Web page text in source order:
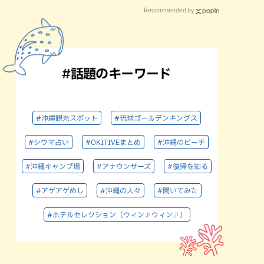
Recommended by
#話題のキーワード
#沖縄観光スポット #琉球ゴールデンキングス
#シウマ占い #OKITIVEまとめ #沖縄のビーチ
#沖縄キャンプ場 #アナウンサーズ #復帰を知る
#アゲアゲめし #沖縄の人々 #聞いてみた
#ホテルセレクション（ウィン♪ウィン♪）